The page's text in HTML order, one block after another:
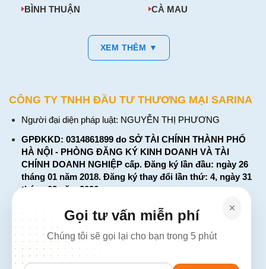
BÌNH THUẬN CÀ MAU
XEM THÊM ▼
CÔNG TY TNHH ĐẦU TƯ THƯƠNG MẠI SARINA
Người đại diện pháp luật: NGUYỄN THỊ PHƯƠNG
GPĐKKD: 0314861899 do SỞ TÀI CHÍNH THÀNH PHỐ
HÀ NỘI - PHÒNG ĐĂNG KÝ KINH DOANH VÀ TÀI
CHÍNH DOANH NGHIỆP cấp. Đăng ký lần đầu: ngày 26
tháng 01 năm 2018. Đăng ký thay đổi lần thứ: 4, ngày 31
tháng 03 năm 2026
226 Đường Láng, Đống Đa, Hà Nội
137 Đường Hòa Hưng, Phường 12, Quận 10, TP. Hồ Chí
Minh
Hotline: 1900 2106 - 0386 001 001
Gọi tư vấn miễn phí
Chúng tôi sẽ gọi lại cho bạn trong 5 phút